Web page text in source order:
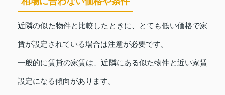
近隣の似た物件と比較したときに、とても低い価格で家
賃が設定されている場合は注意が必要です。
一般的に賃貸の家賃は、近隣にある似た物件と近い家賃
設定になる傾向があります。